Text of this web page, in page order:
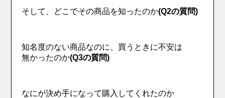
そして、どこでその商品を知ったのか(Q2の質問)
知名度のない商品なのに、買うときに不安は
無かったのか(Q3の質問)
なにが決め手になって購入してくれたのか